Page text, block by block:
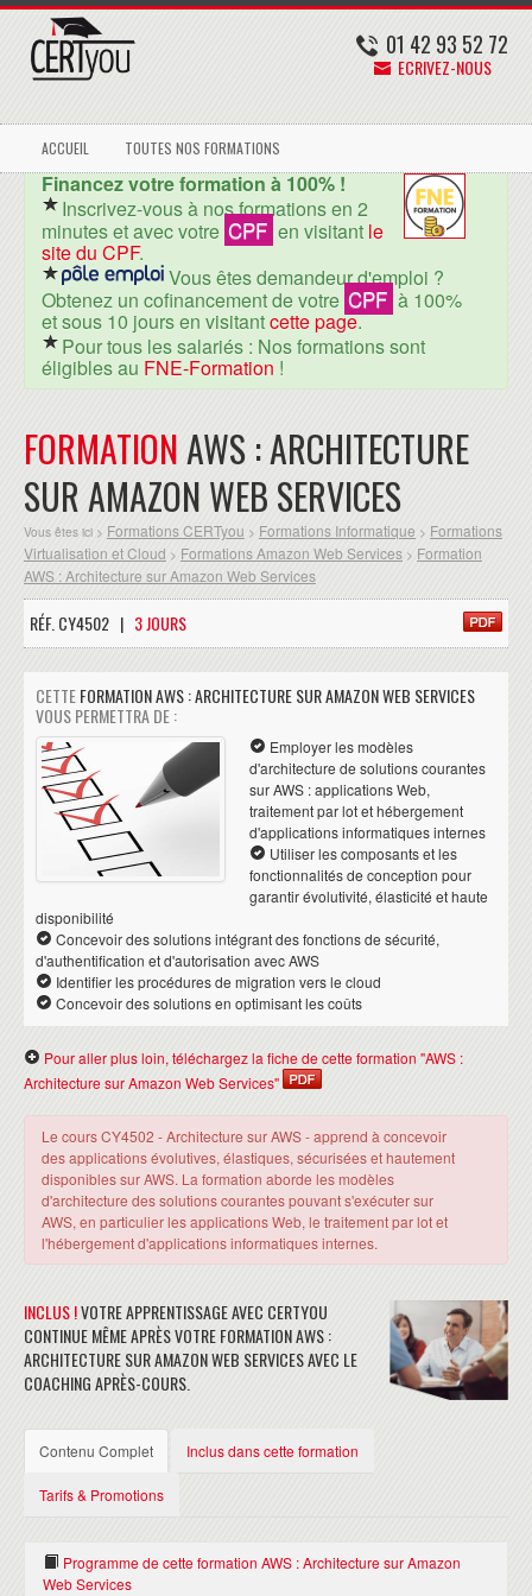
01 42 93 52 72
ECRIVEZ-NOUS
ACCUEIL TOUTES NOS FORMATIONS
Financez votre formation à 100% !
Inscrivez-vous à nos formations en 2
minutes et avec votre CPF en visitant le
site du CPF.
Vous êtes demandeur d'emploi ?
Obtenez un cofinancement de votre CPF à 100%
et sous 10 jours en visitantcette page.
Pour tous les salariés : Nos formations sont
éligibles au FNE-Formation !
FORMATIONAWS : ARCHITECTURE
SUR AMAZON WEB SERVICES
Vous êtes ici > Formations CERTyou > Formations Informatique > Formations
Virtualisation et Cloud > Formations Amazon Web Services > Formation
AWS : Architecture sur Amazon Web Services
RÉF. CY4502 | 3 JOURS
CETTEFORMATION AWS : ARCHITECTURE SUR AMAZON WEB SERVICES
VOUS PERMETTRA DE :
Employer les modèles
d'architecture de solutions courantes
sur AWS : applications Web,
traitement par lot et hébergement
d'applications informatiques internes
Utiliser les composants et les
fonctionnalités de conception pour
garantir évolutivité, élasticité et haute
disponibilité
Concevoir des solutions intégrant des fonctions de sécurité,
d'authentification et d'autorisation avec AWS
Identifier les procédures de migration vers le cloud
Concevoir des solutions en optimisant les coûts
Pour aller plus loin, téléchargez la fiche de cette formation "AWS :
Architecture sur Amazon Web Services"
Le cours CY4502 - Architecture sur AWS - apprend à concevoir
des applications évolutives, élastiques, sécurisées et hautement
disponibles sur AWS. La formation aborde les modèles
d'architecture des solutions courantes pouvant s'exécuter sur
AWS, en particulier les applications Web, le traitement par lot et
l'hébergement d'applications informatiques internes.
INCLUS !VOTRE APPRENTISSAGE AVEC CERTYOU
CONTINUE MÊME APRÈS VOTRE FORMATION AWS :
ARCHITECTURE SUR AMAZON WEB SERVICES AVEC LE
COACHING APRÈS-COURS.
Contenu Complet Inclus dans cette formation
Tarifs & Promotions
Programme de cette formation AWS : Architecture sur Amazon
Web Services